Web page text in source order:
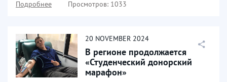
Подробнее Просмотров: 1033
20 NOVEMBER 2024
В регионе продолжается
«Студенческий донорский
марафон»